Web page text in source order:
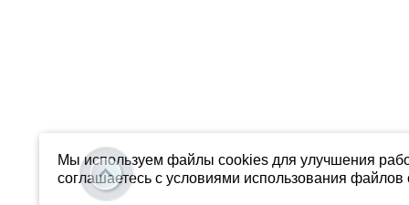
Мы используем файлы cookies для улучшения
соглашаетесь с условиями использования файлов